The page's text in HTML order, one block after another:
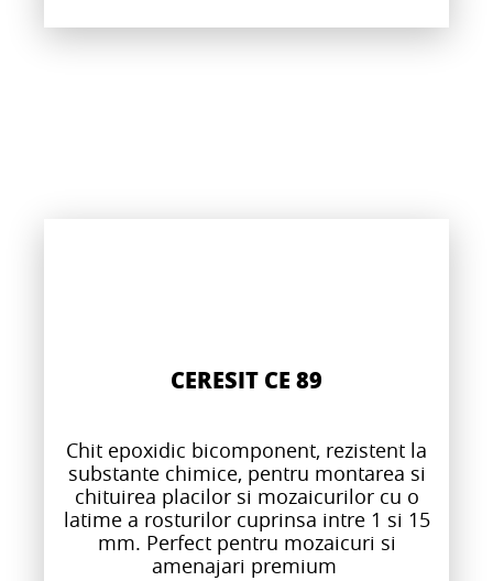
CERESIT CE 89
Chit epoxidic bicomponent, rezistent la
substante chimice, pentru montarea si
chituirea placilor si mozaicurilor cu o
latime a rosturilor cuprinsa intre 1 si 15
mm. Perfect pentru mozaicuri si
amenajari premium